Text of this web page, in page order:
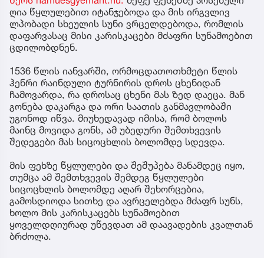
ღია წყლულებით იტანჯებოდა და მის ირგვლივ
ლპობადი სხეულის სუნი ვრცელდებოდა, რომლის
დაფარვასაც მისი კარისკაცები მძაფრი სუნამოებით
ცდილობდნენ.
1536 წლის იანვარში, ორმოცდათოთხმეტი წლის
ჰენრი რაინდული ტურნირის დროს ცხენიდან
ჩამოვარდა, რა დროსაც ცხენი მას ზედ დაეცა. მან
გონება დაკარგა და ორი საათის განმავლობაში
უგონოდ იწვა. მიუხედავად იმისა, რომ ბოლოს
მაინც მოვიდა გონს, ამ უბედური შემთხვევის
შედეგები მას სიცოცხლის ბოლომდე სდევდა.
მის ფეხზე წყლულები და შეშუპება მანამდეც იყო,
თუმცა ამ შემთხვევის შემდეგ წყლულები
სიცოცხლის ბოლომდე აღარ შეხორცებია,
გამოსდიოდა სითხე და ავრცელებდა მძაფრ სუნს,
ხოლო მის კარისკაცებს სუნამოებით
ყოველდღიურად უწევდათ ამ დაავადების კვალთან
ბრძოლა.